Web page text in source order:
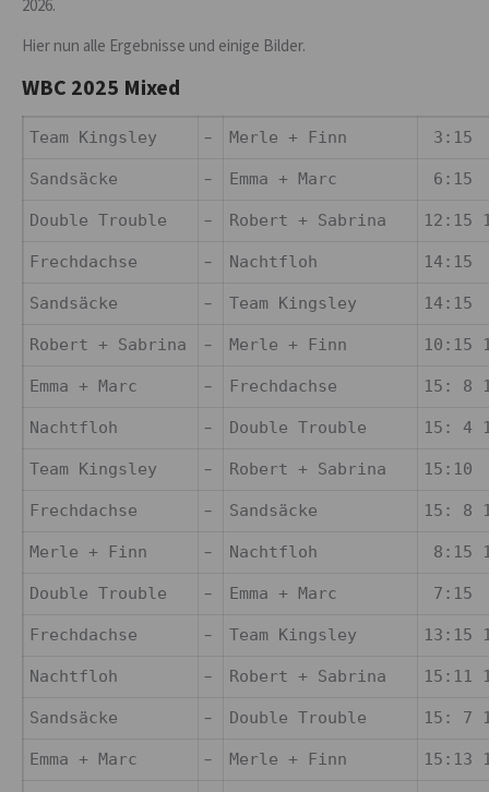
2026.
Hier nun alle Ergebnisse und einige Bilder.
WBC 2025 Mixed
Team Kingsley – Merle + Finn 3:15
Sandsäcke – Emma + Marc 6:15
Double Trouble – Robert + Sabrina 12:15
Frechdachse – Nachtfloh 14:15
Sandsäcke – Team Kingsley 14:15
Robert + Sabrina – Merle + Finn 10:15
Emma + Marc – Frechdachse 15: 8
Nachtfloh – Double Trouble 15: 4
Team Kingsley – Robert + Sabrina 15:10
Frechdachse – Sandsäcke 15: 8
Merle + Finn – Nachtfloh 8:15
Double Trouble – Emma + Marc 7:15
Frechdachse – Team Kingsley 13:15
Nachtfloh – Robert + Sabrina 15:11
Sandsäcke – Double Trouble 15: 7
Emma + Marc – Merle + Finn 15:13